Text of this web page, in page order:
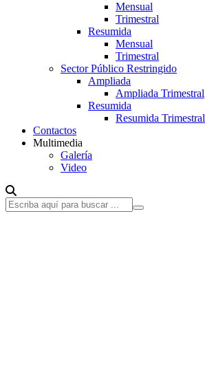
Mensual
Trimestral
Resumida
Mensual
Trimestral
Sector Público Restringido
Ampliada
Ampliada Trimestral
Resumida
Resumida Trimestral
Contactos
Multimedia
Galería
Video